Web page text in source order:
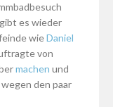
es wieder
wieDaniel
von
machen und
den paar